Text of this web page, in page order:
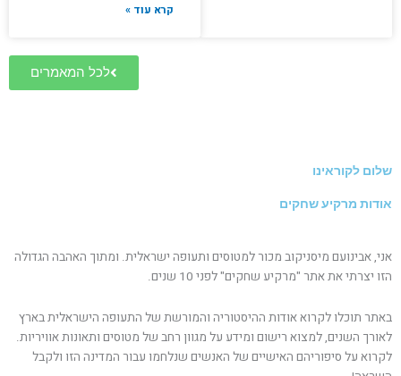
קרא עוד »
לכל המאמרים
שלום לקוראינו
אודות מרקיע שחקים
אני, אבינועם מיסניקוב מכור למטוסים ותעופה ישראלית. ומתוך האהבה הגדולה
הזו יצרתי את אתר "מרקיע שחקים" לפני 10 שנים.
באתר תוכלו לקרוא אודות ההיסטוריה והמורשת של התעופה הישראלית בארץ
לאורך השנים, למצוא רישום ומידע על מגוון רחב של מטוסים ותאונות אוויריות.
לקרוא על סיפוריהם האישיים של האנשים שנלחמו עבור המדינה הזו ולקבל